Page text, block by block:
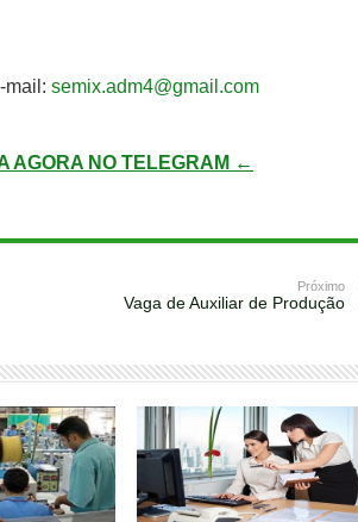
mail: semix.adm4@gmail.com
AGORA NO TELEGRAM ←
Próximo
Vaga de Auxiliar de Produção